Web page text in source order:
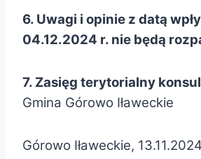
6. Uwagi i opinie z datą
04.12.2024 r. nie będą
7. Zasięg terytorialny
Gmina Górowo Iławeckie
Górowo Iławeckie,